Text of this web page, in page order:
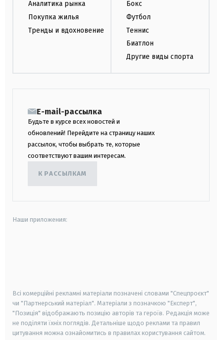
Аналитика рынка
Покупка жилья
Тренды и вдохновение
Бокс
Футбол
Теннис
Биатлон
Другие виды спорта
E-mail-рассылка
Будьте в курсе всех новостей и
обновлений! Перейдите на страницу наших
рассылок, чтобы выбрать те, которые
соответствуют вашим интересам.
К РАССЫЛКАМ
Наши приложения:
Всі комерційні рекламні матеріали позначені словами "Спецпроєкт"
чи "Партнерський матеріал". Матеріали з позначкою "Експерт",
"Позиція" відображають позицію авторів та героїв. Редакція може
не поділяти їхніх поглядів. Детальніше щодо реклами та правил
цитування можна ознайомитись в правилах користування сайтом.